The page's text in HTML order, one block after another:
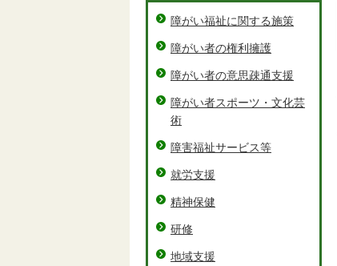
障がい福祉に関する施策
障がい者の権利擁護
障がい者の意思疎通支援
障がい者スポーツ・文化芸
術
障害福祉サービス等
就労支援
精神保健
研修
地域支援